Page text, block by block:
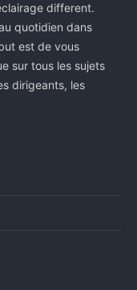
different.
quotidien dans
est de vous
sur tous les sujets
dirigeants, les